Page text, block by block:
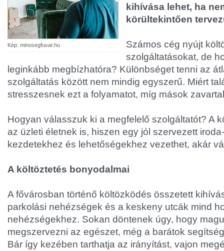
Kép: minosegfuvar.hu
kihívása lehet, ha
körültekintően
Számos cég nyújt
szolgáltatásokat, de
leginkább megbízhatóra? Különbséget tenni az
szolgáltatás között nem mindig egyszerű. Miért
stresszesnek ezt a folyamatot, míg mások
Hogyan válasszuk ki a megfelelő szolgáltatót? A
az üzleti életnek is, hiszen egy jól szervezett
kezdetekhez és lehetőségekhez vezethet, akár
A költöztetés bonyodalmai
A fővárosban történő költözködés összetett
parkolási nehézségek és a keskeny utcák mind
nehézségekhez. Sokan döntenek úgy, hogy
megszervezni az egészet, még a barátok
Bár így kezében tarthatja az irányítást, vajon